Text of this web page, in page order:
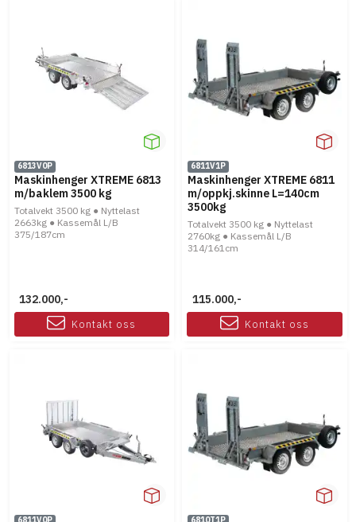
6813V0P
Maskinhenger XTREME 6813
m/baklem 3500 kg
Totalvekt 3500 kg ● Nyttelast
2663kg ● Kassemål L/B
375/187cm
132.000,-
Kontakt oss
6811V1P
Maskinhenger XTREME 6811
m/oppkj.skinne L=140cm
3500kg
Totalvekt 3500 kg ● Nyttelast
2760kg ● Kassemål L/B
314/161cm
115.000,-
Kontakt oss